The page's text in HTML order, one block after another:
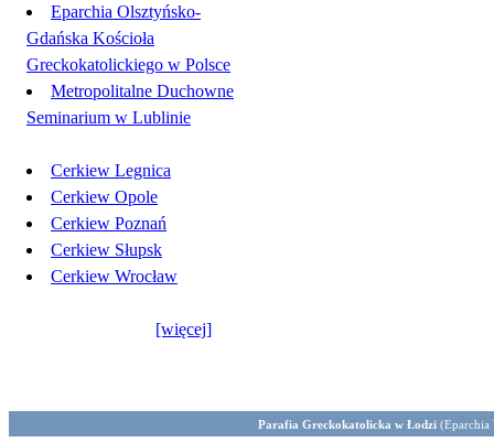
Eparchia Olsztyńsko-
Gdańska Kościoła
Greckokatolickiego w Polsce
Metropolitalne Duchowne
Seminarium w Lublinie
Cerkiew Legnica
Cerkiew Opole
Cerkiew Poznań
Cerkiew Słupsk
Cerkiew Wrocław
[więcej]
Parafia Greckokatolicka w Łodzi (Eparchia